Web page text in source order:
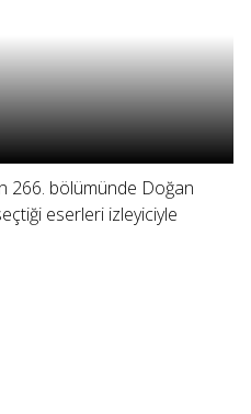
266. bölümünde Doğan
eserleri izleyiciyle